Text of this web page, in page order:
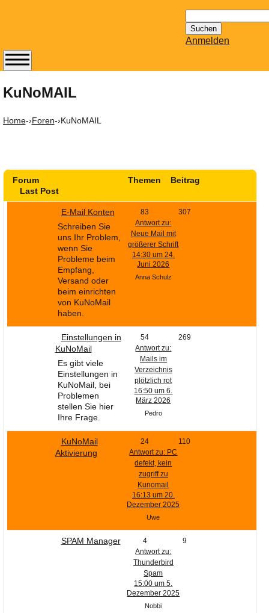
nach:
Anmelden
KuNoMAIL
Home-›Foren-›KuNoMAIL
Forum Themen
Beitrag
Last Post
E-Mail Konten
Schreiben Sie
uns Ihr Problem,
wenn Sie
Probleme beim
Empfang,
Versand oder
beim einrichten
von KuNoMail
haben.
83
307
Antwort zu:
Neue Mail mit
größerer Schrift
14:30 um 24.
Juni 2026
Anna Schulz
Einstellungen in
KuNoMail
Es gibt viele
Einstellungen in
KuNoMail, bei
Problemen
stellen Sie hier
Ihre Frage.
54
269
Antwort zu:
Mails im
Verzeichnis
plötzlich rot
16:50 um 6.
März 2026
Pedro
KuNoMail
Aktivierung
24
110
Antwort zu: PC
defekt, kein
zugriff zu
Kunomail
16:13 um 20.
Dezember 2025
Uwe
SPAM Manager 4
9
Antwort zu:
Thunderbird
Spam
15:00 um 5.
Dezember 2025
Nobbi
Abonnieren Sie den
14-tägig
Newsletter von
Tipps zu Thema
Email für Sie
bereithält!
Wie z.B. Outlook,
GMail, Thunderbird
oder auch
KuNoMail, usw.
Ihre E-Mail
Adresse:
E-Mail bestätigen